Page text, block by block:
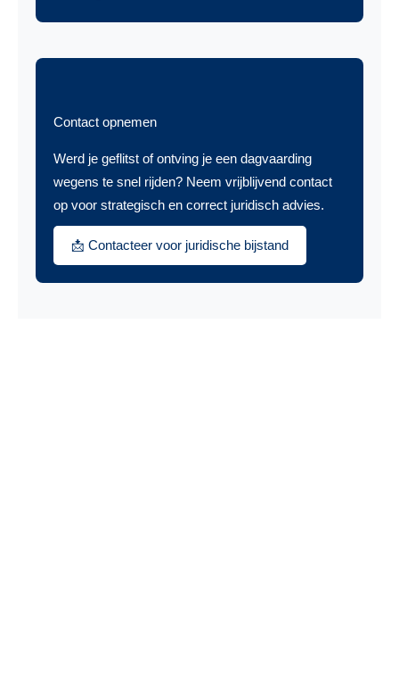
Contact opnemen
Werd je geflitst of ontving je een dagvaarding
wegens te snel rijden? Neem vrijblijvend contact
op voor strategisch en correct juridisch advies.
📩 Contacteer voor juridische bijstand